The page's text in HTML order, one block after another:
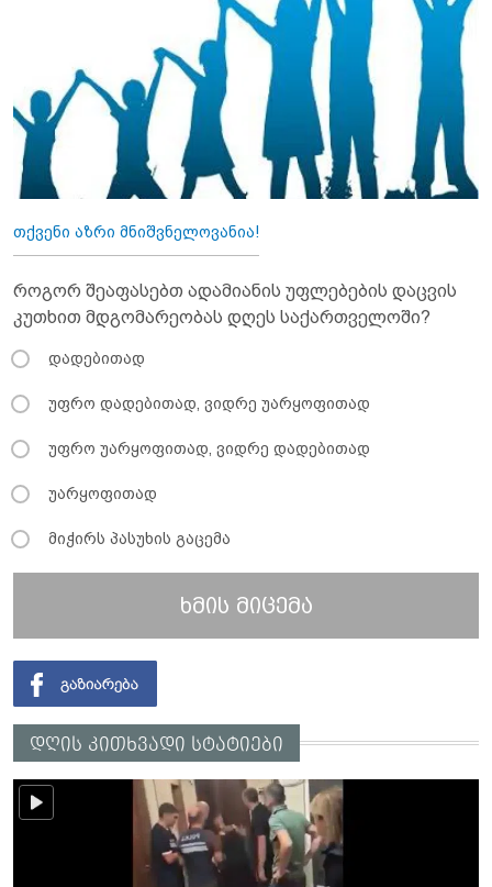
თქვენი აზრი მნიშვნელოვანია!
როგორ შეაფასებთ ადამიანის უფლებების დაცვის
კუთხით მდგომარეობას დღეს საქართველოში?
დადებითად
უფრო დადებითად, ვიდრე უარყოფითად
უფრო უარყოფითად, ვიდრე დადებითად
უარყოფითად
მიჭირს პასუხის გაცემა
ხმის მიცემა
დღის კითხვადი სტატიები